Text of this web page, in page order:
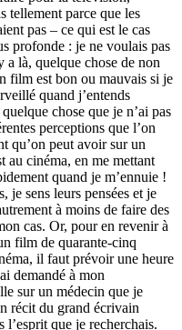
tellement parce que les
pas – ce qui est le cas
profonde : je ne voulais pas
a là, quelque chose de non
film est bon ou mauvais si je
quand j’entends
chose que je n’ai pas
perceptions que l’on
qu’on peut avoir sur un
au cinéma, en me mettant
quand je m’ennuie !
je sens leurs pensées et je
à moins de faire des
cas. Or, pour en revenir à
film de quarante-cinq
il faut prévoir une heure
demandé à mon
sur un médecin que je
récit du grand écrivain
que je recherchais.